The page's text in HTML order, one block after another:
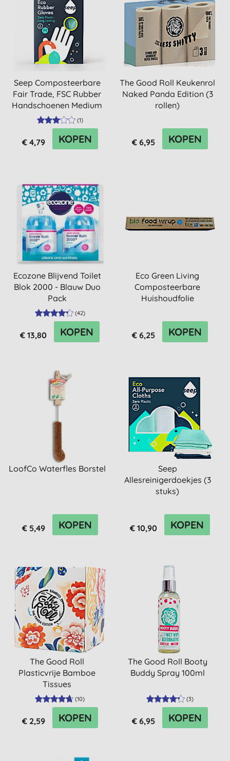
Seep Composteerbare
Fair Trade, FSC Rubber
Handschoenen Medium
(1)
€ 4,79 KOPEN
The Good Roll Keukenrol
Naked Panda Edition (3
rollen)
€ 6,95 KOPEN
Ecozone Blijvend Toilet
Blok 2000 - Blauw Duo
Pack
(42)
€ 13,80 KOPEN
Eco Green Living
Composteerbare
Huishoudfolie
€ 6,25 KOPEN
LoofCo Waterfles Borstel
€ 5,49 KOPEN
Seep
Allesreinigerdoekjes (3
stuks)
€ 10,90 KOPEN
The Good Roll
Plasticvrije Bamboe
Tissues
(10)
€ 2,59 KOPEN
The Good Roll Booty
Buddy Spray 100ml
(3)
€ 6,95 KOPEN